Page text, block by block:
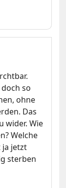
so
ohne
Das
wider. Wie
Welche
ja jetzt
sterben